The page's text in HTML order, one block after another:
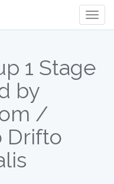
1 Stage
by
/
Drifto